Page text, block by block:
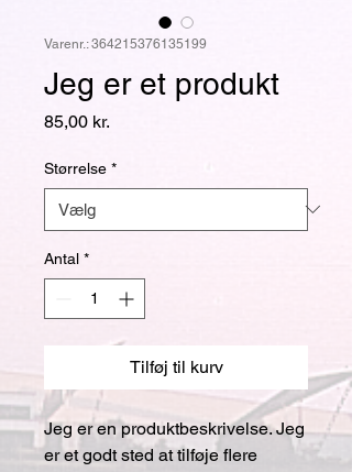
Varenr.: 364215376135199
Jeg er et produkt
85,00 kr.
Størrelse *
Antal *
Tilføj til kurv
Jeg er en produktbeskrivelse. Jeg
er et godt sted at tilføje flere